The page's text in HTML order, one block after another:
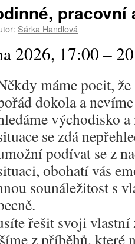
pracovní
Šárka Handlová
2026, 17:00 –
máme pocit,
dokola a
východisko
se zdá
podívat se z
obohatí vás
sounáležitost s
řešit svoji vlastní
z příběhů, které